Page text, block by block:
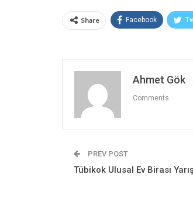
Share Facebook
Ahmet Gök
Comments
PREV POST
Tübikok Ulusal Ev Birası